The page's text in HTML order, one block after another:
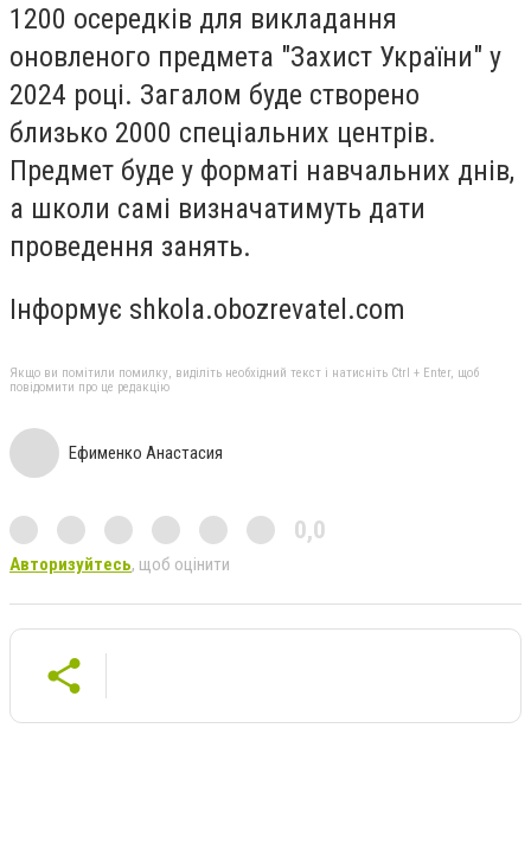
1200 осередків для викладання
оновленого предмета "Захист України" у
2024 році. Загалом буде створено
близько 2000 спеціальних центрів.
Предмет буде у форматі навчальних днів,
а школи самі визначатимуть дати
проведення занять.
Інформує shkola.obozrevatel.com
Якщо ви помітили помилку, виділіть необхідний текст і натисніть Ctrl + Enter, щоб
повідомити про це редакцію
Ефименко Анастасия
0,0
Авторизуйтесь, щоб оцінити